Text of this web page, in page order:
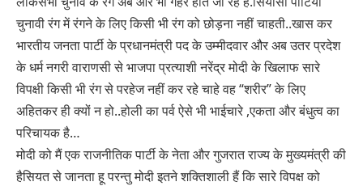
चुनावी रंग में रंगने के लिए किसी भी रंग को छोड़ना नहीं चाहती..खास कर
भारतीय जनता पार्टी के प्रधानमंत्री पद के उम्मीदवार और अब उतर प्रदेश
के धर्म नगरी वाराणसी से भाजपा प्रत्याशी नरेंद्र मोदी के खिलाफ सारे
विपक्षी किसी भी रंग से परहेज नहीं कर रहे चाहे वह “शरीर” के लिए
अहितकर ही क्यों न हो..होली का पर्व ऐसे भी भाईचारे ,एकता और बंधुत्व का
परिचायक है…
मोदी को मैं एक राजनीतिक पार्टी के नेता और गुजरात राज्य के मुख्यमंत्री की
हैसियत से जानता हू परन्तु मोदी इतने शक्तिशाली हैं कि सारे विपक्ष को